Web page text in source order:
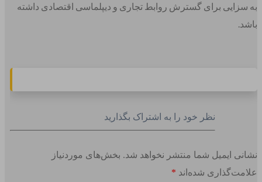
به سزایی برای گسترش روابط تجاری و دیپلماسی اقتصادی داشته
باشد.
نظر خود را به اشتراک بگذارید
نشانی ایمیل شما منتشر نخواهد شد. بخش‌های موردنیاز
علامت‌گذاری شده‌اند *